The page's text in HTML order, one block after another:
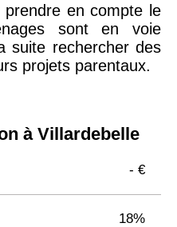
prendre en compte le
sont en voie
suite rechercher des
projets parentaux.
à Villardebelle
- €
18%